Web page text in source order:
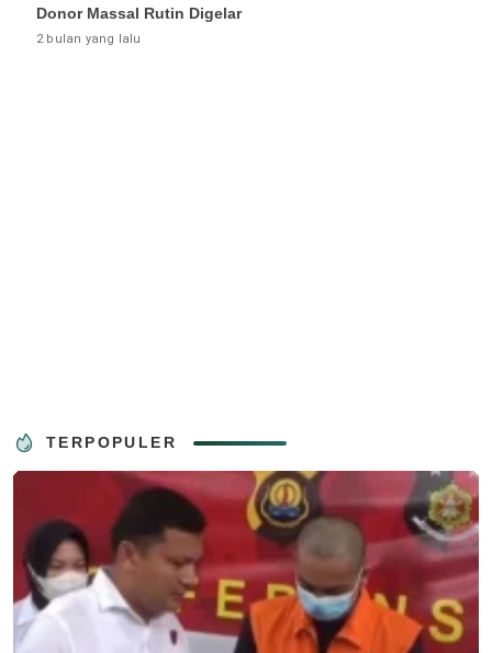
Donor Massal Rutin Digelar
2 bulan yang lalu
TERPOPULER